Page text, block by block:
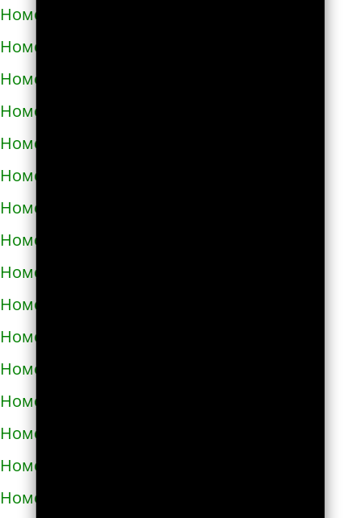
Номера телефонов такси в Днепре
Номера телефонов такси в Долине
Номера телефонов такси в Дрогобыче
Номера телефонов такси в Дублянах
Номера телефонов такси в Дубно
Номера телефонов такси в Дунаевцах
Номера телефонов такси в Жашкове
Номера телефонов такси в Жёлтых водах
Номера телефонов такси в Жидачове
Номера телефонов такси в Житомире
Номера телефонов такси в Жмеринке
Номера телефонов такси в Жолкве
Номера телефонов такси в Запорожье
Номера телефонов такси в Збараже
Номера телефонов такси в Звенигородке
Номера телефонов такси в Здолбунове